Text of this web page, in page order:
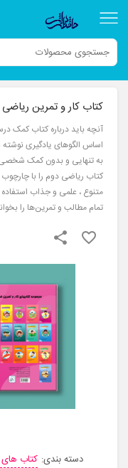
صفحه نخست
دوره های ترم تابستان
کتاب کار و تمرین ریاضی
متنوع ، علمی و جذاب
تمام مطالب و تمرین‌ها را
favorite_border
share
دسته بندی: کتاب